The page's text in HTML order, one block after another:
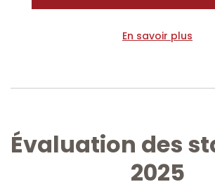
En savoir plus
Évaluation des
2025